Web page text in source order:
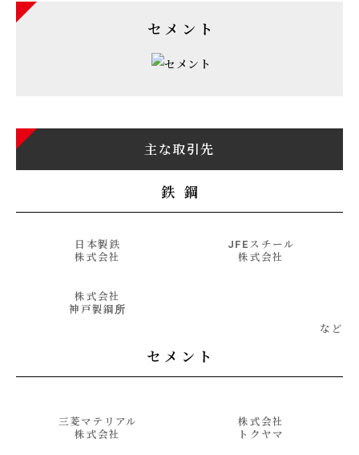
セメント
主な取引先
鉄 鋼
日本製鉄
株式会社
JFEスチール
株式会社
株式会社
神戸製鋼所
セメント
三菱マテリアル
株式会社
株式会社
トクヤマ